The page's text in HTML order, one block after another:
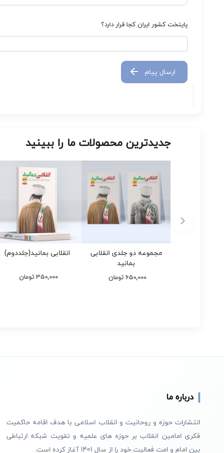
پایتخت کشور ایران کجا قرار دارد؟
ارسال پیام
جدیدترین محصولات ما را ببینید
مجموعه دو جلدی انقلابی
بمانید
650,000 تومان
انقلابی بمانید(جلددوم)
350,000 تومان
درباره ما
انتشارات حوزه و روحانیت و انقلاب اسلامی با هدف اقامه حاکمیت
فکری امامین انقلاب بر حوزه های علمیه و تقویت شبکه ارتباطی
بین امام و امت فعالیت خود را از سال 1401 آغاز کرده است.